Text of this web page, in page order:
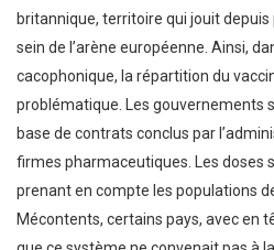
britannique, territoire qui jouit depuis
sein de l’arène européenne. Ainsi,
cacophonique, la répartition du
problématique. Les gouvernements
base de contrats conclus par
firmes pharmaceutiques. Les doses
prenant en compte les populations
Mécontents, certains pays, avec en